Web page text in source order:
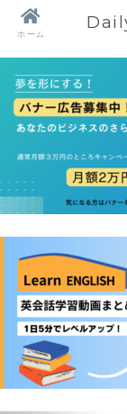
ホーム